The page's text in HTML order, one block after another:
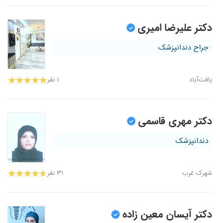
دکتر علیرضا امیری
جراح دندانپزشک
یافت‌آباد ۱ نفر
دکتر مهری قاسمی
دندانپزشک
شهرک غرب ۳۱ نفر
دکتر آیسان معین زاده